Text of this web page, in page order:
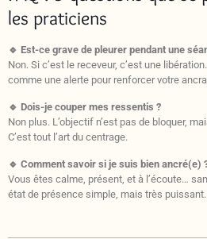
les praticiens
🔹 Est-ce grave de pleurer pendant une
Non. Si c’est le receveur, c’est une
comme une alerte pour renforcer votre
🔹 Dois-je couper mes ressentis ?
Non plus. L’objectif n’est pas de bloquer,
C’est tout l’art du centrage.
🔹 Comment savoir si je suis bien ancré(e)
Vous êtes calme, présent, et à l’écoute…
état de présence simple, mais très puissant.